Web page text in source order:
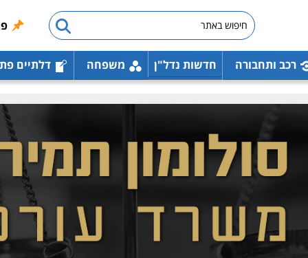
רכב ותחבורה חדשות נדל"ן משפחה דלתיים